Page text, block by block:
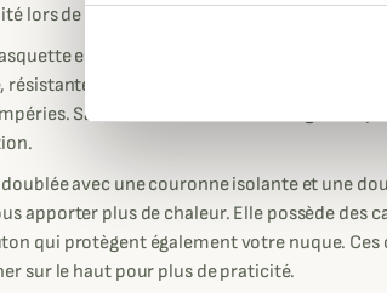
lors de vos activités extérieur en période
est confectionnée dans de la laine
résistante et respirante ainsi que déperlante
Sa visière est droite et assez grande
doublée avec une couronne isolante et une
apporter plus de chaleur. Elle possède des
qui protègent également votre nuque.
sur le haut pour plus de praticité.